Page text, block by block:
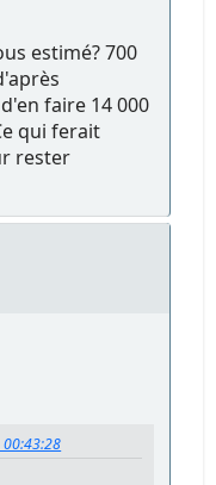
estimé? 700
faire 14 000
qui ferait
rester
00:43:28